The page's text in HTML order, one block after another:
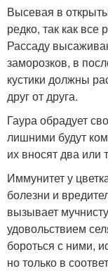
Высевая в
редко, так как все
Рассаду
заморозков, в
кустики должны
друг от друга.
Гаура обрадует
лишними будут
их вносят два или
Иммунитет у
болезни и
вызывает
удовольствием
бороться с ними,
но только в